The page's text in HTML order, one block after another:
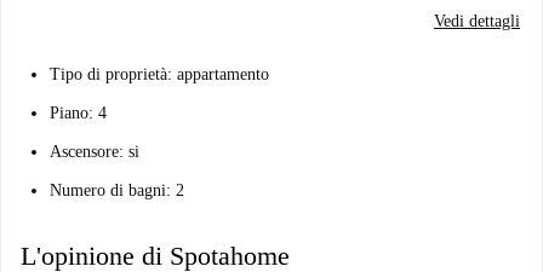
Vedi dettagli
Tipo di proprietà: appartamento
Piano: 4
Ascensore: si
Numero di bagni: 2
L'opinione di Spotahome